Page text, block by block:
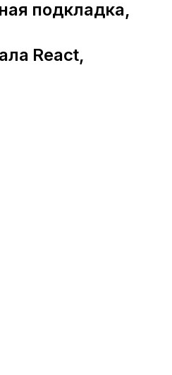
подкладка,
React,